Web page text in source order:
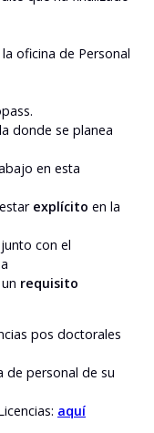
oficina de Personal
donde se planea
en esta
explícito en la
con el
requisito
pos doctorales
de personal de su
aquí